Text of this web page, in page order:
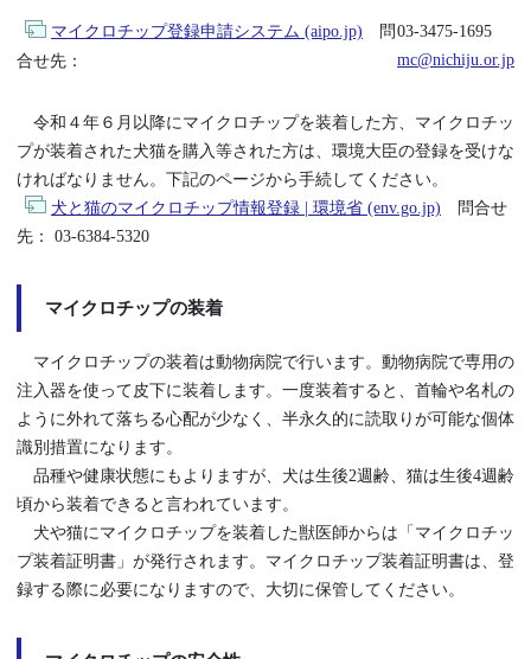
マイクロチップ登録申請システム (aipo.jp) 問
合せ先：
03-3475-1695
mc@nichiju.or.jp
令和４年６月以降にマイクロチップを装着した方、マイクロチッ
プが装着された犬猫を購入等された方は、環境大臣の登録を受けな
ければなりません。下記のページから手続してください。
犬と猫のマイクロチップ情報登録 | 環境省 (env.go.jp) 問合せ
先： 03-6384-5320
マイクロチップの装着
マイクロチップの装着は動物病院で行います。動物病院で専用の
注入器を使って皮下に装着します。一度装着すると、首輪や名札の
ように外れて落ちる心配が少なく、半永久的に読取りが可能な個体
識別措置になります。
品種や健康状態にもよりますが、犬は生後2週齢、猫は生後4週齢
頃から装着できると言われています。
犬や猫にマイクロチップを装着した獣医師からは「マイクロチッ
プ装着証明書」が発行されます。マイクロチップ装着証明書は、登
録する際に必要になりますので、大切に保管してください。